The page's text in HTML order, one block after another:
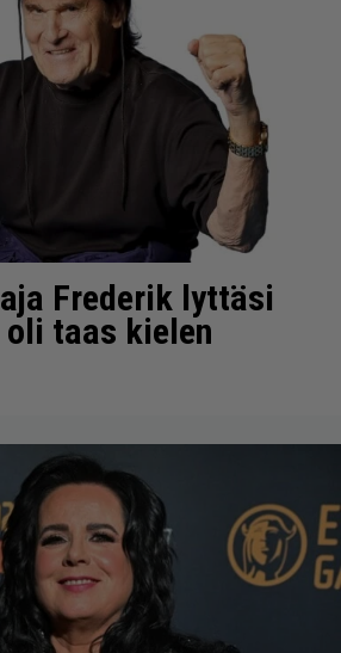
Frederik lyttäsi
oli taas kielen